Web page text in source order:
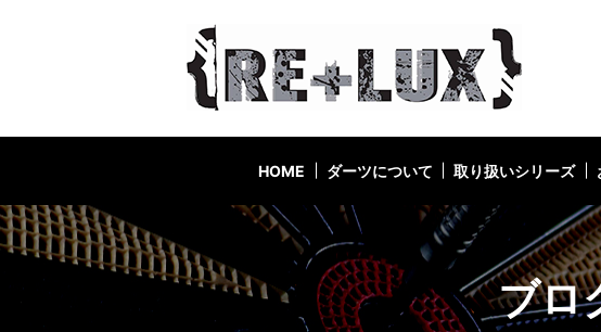
HOME ダーツについて 取り扱いシリーズ
ブロ